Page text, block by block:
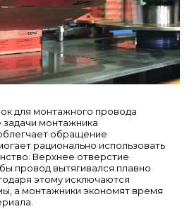
для монтажного провода
монтажника
обращение
рационально использовать
Верхнее отверстие
провод вытягивался плавно
этому исключаются
а монтажники экономят время